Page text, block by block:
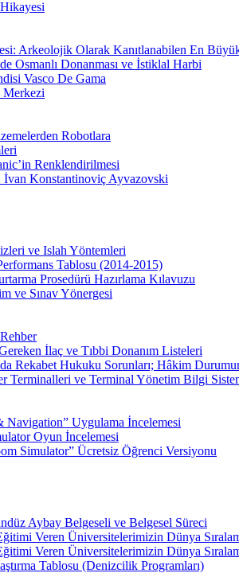
Arkeolojik Olarak Kanıtlanabilen En
Osmanlı Donanması ve İstiklal Harbi
Vasco De Gama
Merkezi
Robotlara
Renklendirilmesi
İvan Konstantinoviç Ayvazovski
ve Islah Yöntemleri
Tablosu (2014-2015)
Prosedürü Hazırlama Kılavuzu
ve Sınav Yönergesi
İlaç ve Tıbbi Donanım Listeleri
Rekabet Hukuku Sorunları; Hâkim
Terminalleri ve Terminal Yönetim Bilgi
Navigation” Uygulama İncelemesi
Oyun İncelemesi
Simulator” Ücretsiz Öğrenci Versiyonu
Aybay Belgeseli ve Belgesel Süreci
Veren Üniversitelerimizin Dünya
Veren Üniversitelerimizin Dünya
Tablosu (Denizcilik Programları)